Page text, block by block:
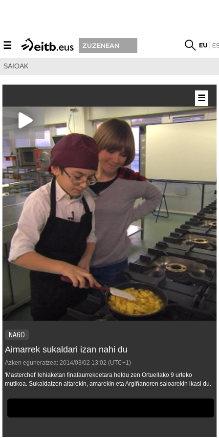
☰ ZUZENEAN EU
SAIOAK
NAGO
Aimarrek sukaldari izan nahi du
Azken eguneratzea: 2014/03/02 13:02 (UTC+1)
'Masterchef' lehiaketan finalaurrekoetara heldu zen Ortuellako 9 urteko
mutikoa. Sukaldatzen aitarekin, amarekin eta Argiñanoren saioarekin ikasi du.
☰